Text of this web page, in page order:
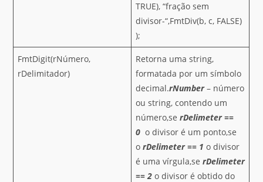
TRUE), “fração sem
divisor-“,FmtDiv(b, c, FALSE)
);
FmtDigit(rNúmero,
rDelimitador)
Retorna uma string,
formatada por um símbolo
decimal.rNumber– número
ou string, contendo um
número,serDelimeter ==
0 o divisor é um ponto,se
orDelimeter == 1 o divisor
é uma vírgula,serDelimeter
== 2 o divisor é obtido do